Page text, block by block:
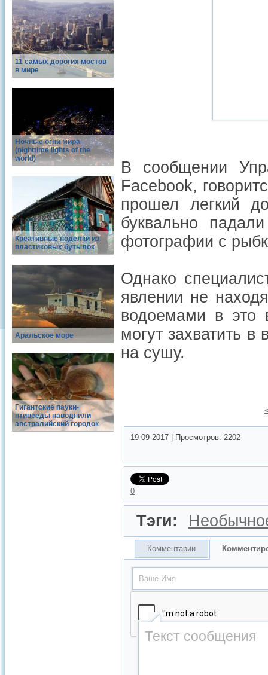
11 самых дорогих мостов
в мире
Ночные огни мира
(nighttime lights of the
world)
Креативные поделки из
пластиковых бутылок
Аральское море
Гигантские пауки-
птицееды наводнили
австралийский городок
В сообщении
Facebook,
прошел легкий
буквально
фотографии с
Однако
явлении не
водоемами в это
могут захватить
на сушу.
19-09-2017 Просмотров: 2202
0
Тэги:
Комментарии